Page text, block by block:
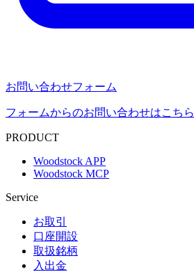
お問い合わせフォーム
フォームからのお問い合わせはこちら
PRODUCT
Woodstock APP
Woodstock MCP
Service
お取引
口座開設
取扱銘柄
入出金